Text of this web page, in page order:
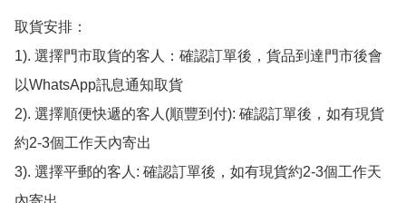
取貨安排：
1). 選擇門市取貨的客人：確認訂單後，貨品到達門市後會
以WhatsApp訊息通知取貨
2). 選擇順便快遞的客人(順豐到付): 確認訂單後，如有現貨
約2-3個工作天內寄出
3). 選擇平郵的客人: 確認訂單後，如有現貨約2-3個工作天